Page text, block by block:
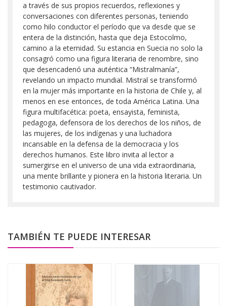
a través de sus propios recuerdos, reflexiones y
conversaciones con diferentes personas, teniendo
como hilo conductor el período que va desde que se
entera de la distinción, hasta que deja Estocolmo,
camino a la eternidad. Su estancia en Suecia no solo la
consagró como una figura literaria de renombre, sino
que desencadenó una auténtica “Mistralmanía”,
revelando un impacto mundial. Mistral se transformó
en la mujer más importante en la historia de Chile y, al
menos en ese entonces, de toda América Latina. Una
figura multifacética: poeta, ensayista, feminista,
pedagoga, defensora de los derechos de los niños, de
las mujeres, de los indígenas y una luchadora
incansable en la defensa de la democracia y los
derechos humanos. Este libro invita al lector a
sumergirse en el universo de una vida extraordinaria,
una mente brillante y pionera en la historia literaria. Un
testimonio cautivador.
TAMBIÉN TE PUEDE INTERESAR